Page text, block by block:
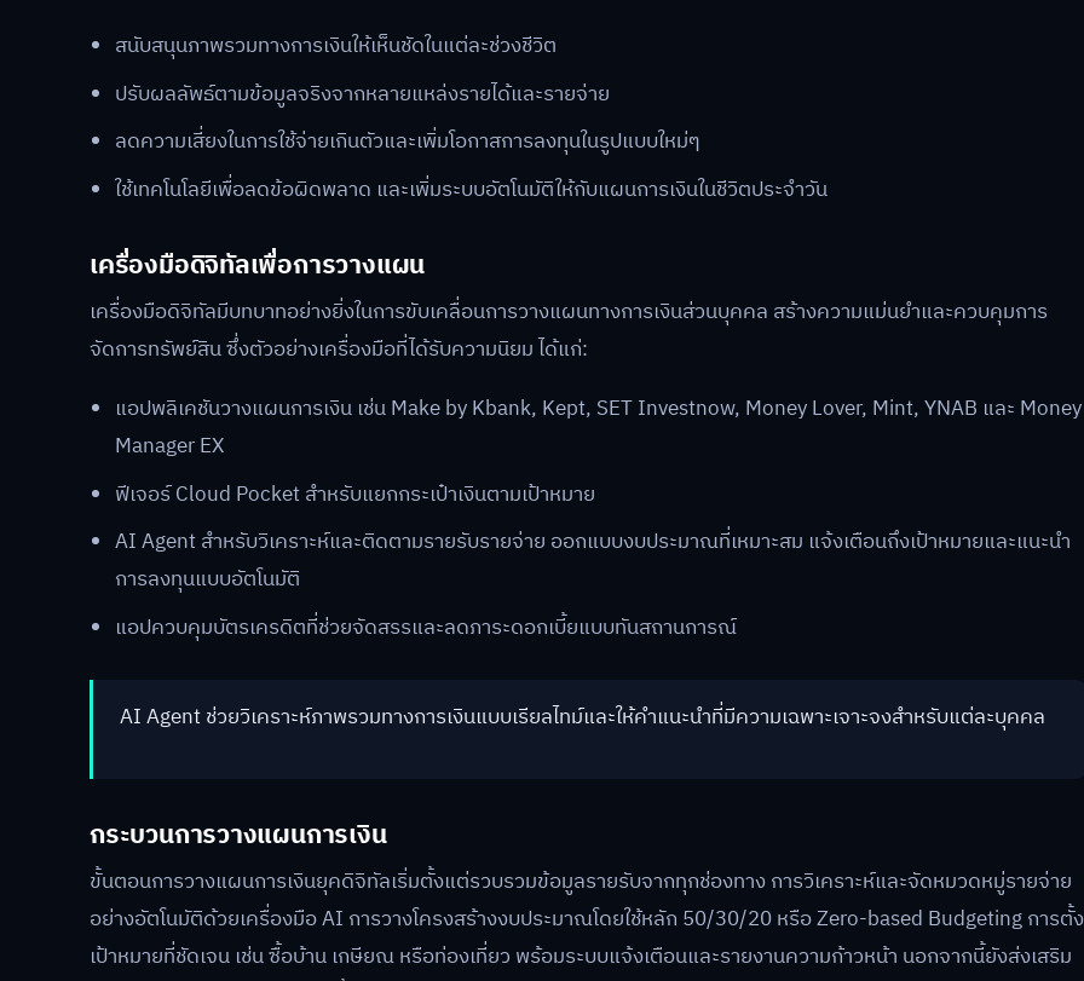
สนับสนุนภาพรวมทางการเงินให้เห็นชัดในแต่ละช่วงชีวิต
ปรับผลลัพธ์ตามข้อมูลจริงจากหลายแหล่งรายได้และรายจ่าย
ลดความเสี่ยงในการใช้จ่ายเกินตัวและเพิ่มโอกาสการลงทุนในรูปแบบใหม่ๆ
ใช้เทคโนโลยีเพื่อลดข้อผิดพลาด และเพิ่มระบบอัตโนมัติให้กับแผนการเงินในชีวิตประจำวัน
เครื่องมือดิจิทัลเพื่อการวางแผน
เครื่องมือดิจิทัลมีบทบาทอย่างยิ่งในการขับเคลื่อนการวางแผนทางการเงินส่วนบุคคล สร้างความแม่นยำและควบคุมการ
จัดการทรัพย์สิน ซึ่งตัวอย่างเครื่องมือที่ได้รับความนิยม ได้แก่:
แอปพลิเคชันวางแผนการเงิน เช่น Make by Kbank, Kept, SET Investnow, Money Lover, Mint, YNAB และ Money
Manager EX
ฟีเจอร์ Cloud Pocket สำหรับแยกกระเป๋าเงินตามเป้าหมาย
AI Agent สำหรับวิเคราะห์และติดตามรายรับรายจ่าย ออกแบบงบประมาณที่เหมาะสม แจ้งเตือนถึงเป้าหมายและแนะนำ
การลงทุนแบบอัตโนมัติ
แอปควบคุมบัตรเครดิตที่ช่วยจัดสรรและลดภาระดอกเบี้ยแบบทันสถานการณ์
AI Agent ช่วยวิเคราะห์ภาพรวมทางการเงินแบบเรียลไทม์และให้คำแนะนำที่มีความเฉพาะเจาะจงสำหรับแต่ละบุคคล
กระบวนการวางแผนการเงิน
ขั้นตอนการวางแผนการเงินยุคดิจิทัลเริ่มตั้งแต่รวบรวมข้อมูลรายรับจากทุกช่องทาง การวิเคราะห์และจัดหมวดหมู่รายจ่าย
อย่างอัตโนมัติด้วยเครื่องมือ AI การวางโครงสร้างงบประมาณโดยใช้หลัก 50/30/20 หรือ Zero-based Budgeting การตั้ง
เป้าหมายที่ชัดเจน เช่น ซื้อบ้าน เกษียณ หรือท่องเที่ยว พร้อมระบบแจ้งเตือนและรายงานความก้าวหน้า นอกจากนี้ยังส่งเสริม